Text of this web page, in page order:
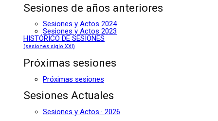
Sesiones de años anteriores
Sesiones y Actos 2024
Sesiones y Actos 2023
HISTÓRICO DE SESIONES
(sesiones siglo XXI)
Próximas sesiones
Próximas sesiones
Sesiones Actuales
Sesiones y Actos · 2026